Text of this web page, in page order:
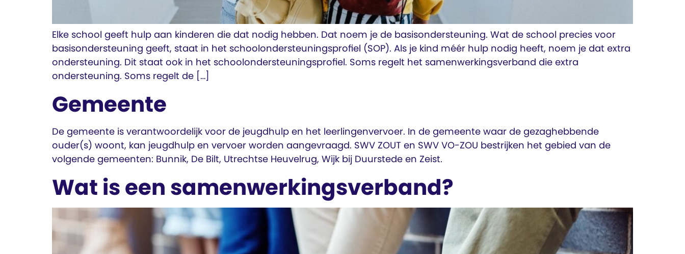
Elke school geeft hulp aan kinderen die dat nodig hebben. Dat noem je de basisondersteuning. Wat de school precies voor
basisondersteuning geeft, staat in het schoolondersteuningsprofiel (SOP). Als je kind méér hulp nodig heeft, noem je dat extra
ondersteuning. Dit staat ook in het schoolondersteuningsprofiel. Soms regelt het samenwerkingsverband die extra
ondersteuning. Soms regelt de […]
Gemeente
De gemeente is verantwoordelijk voor de jeugdhulp en het leerlingenvervoer. In de gemeente waar de gezaghebbende
ouder(s) woont, kan jeugdhulp en vervoer worden aangevraagd. SWV ZOUT en SWV VO-ZOU bestrijken het gebied van de
volgende gemeenten: Bunnik, De Bilt, Utrechtse Heuvelrug, Wijk bij Duurstede en Zeist.
Wat is een samenwerkingsverband?